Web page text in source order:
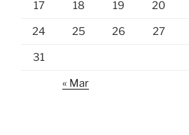
17 18 19 20
24 25 26 27
31
« Mar